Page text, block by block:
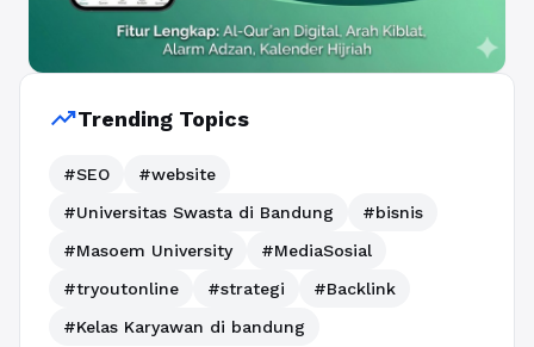
trending_upTrending Topics
#SEO
#website
#Universitas Swasta di Bandung
#bisnis
#Masoem University
#MediaSosial
#tryoutonline
#strategi
#Backlink
#Kelas Karyawan di bandung